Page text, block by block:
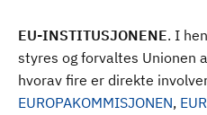
EU-INSTITUSJONENE. I
styres og forvaltes Unionen
hvorav fire er direkte
EUROPAKOMMISJONEN,